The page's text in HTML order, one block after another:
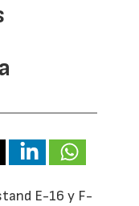
E-16 y F-